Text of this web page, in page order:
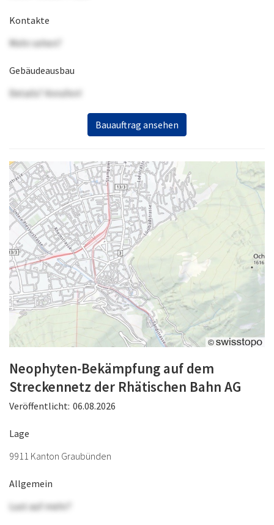
Kontakte
Mehr sehen?
Gebäudeausbau
Details? Anrufen!
Bauauftrag ansehen
Neophyten-Bekämpfung auf dem
Streckennetz der Rhätischen Bahn AG
Veröffentlicht: 06.08.2026
Lage
9911 Kanton Graubünden
Allgemein
Lust auf mehr?